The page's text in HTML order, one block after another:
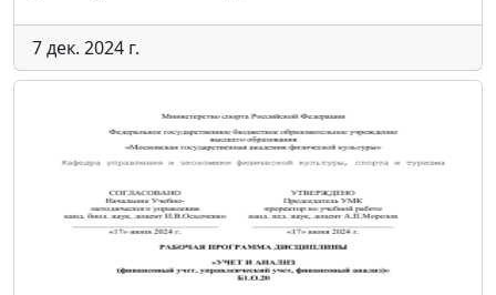
7 дек. 2024 г.